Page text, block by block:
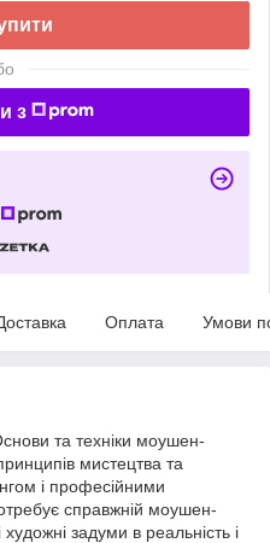
з
Оплата Умови
та техніки моушен-
мистецтва та
і професійними
справжній моушен-
задуми в реальність і